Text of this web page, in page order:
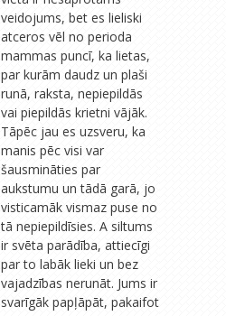
veidojums, bet es lieliski
atceros vēl no perioda
mammas puncī, ka lietas,
par kurām daudz un plaši
runā, raksta, nepiepildās
vai piepildās krietni vājāk.
Tāpēc jau es uzsveru, ka
manis pēc visi var
šausmināties par
aukstumu un tādā garā, jo
visticamāk vismaz puse no
tā nepiepildīsies. A siltums
ir svēta parādība, attiecīgi
par to labāk lieki un bez
vajadzības nerunāt. Jums ir
svarīgāk papļāpāt, pakaifot